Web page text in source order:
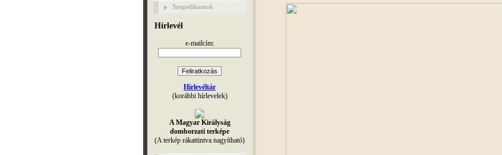
Szegedikumok
Hírlevél
e-mailcím:
Hírlevéltár
(korábbi hírlevelek)
A Magyar Királyság
domborzati terképe
(A terkép rákattintva nagyítható)